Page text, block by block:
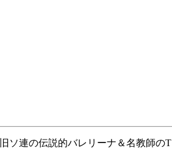
ソ連の伝説的バレリーナ＆名教師